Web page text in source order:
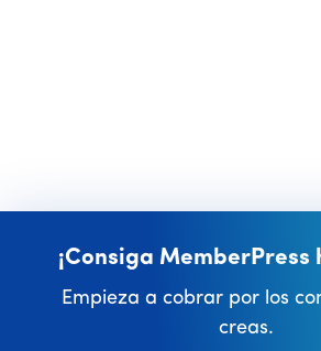
¡Consiga MemberPress
Empieza a cobrar por los
creas.